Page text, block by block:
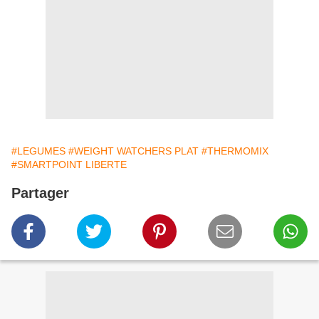
#LEGUMES #WEIGHT WATCHERS PLAT #THERMOMIX
#SMARTPOINT LIBERTE
Partager